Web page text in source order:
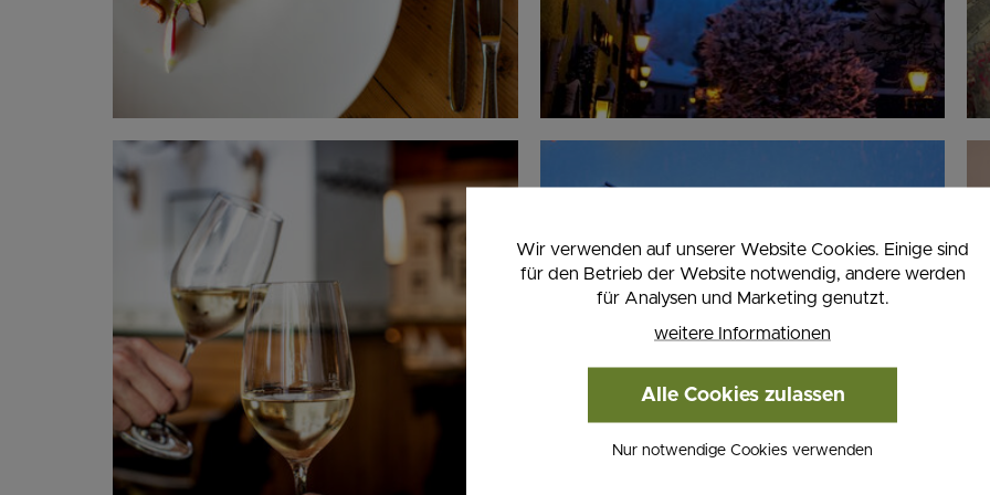
Wir verwenden auf unserer Website Cookies. Einige sind
für den Betrieb der Website notwendig, andere werden
für Analysen und Marketing genutzt.
weitere Informationen
Alle Cookies zulassen
Nur notwendige Cookies verwenden